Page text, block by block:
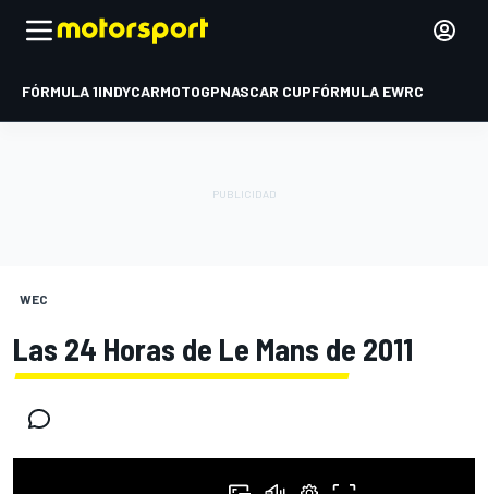
FÓRMULA 1INDYCARMOTOGPNASCAR CUPFÓRMULA EWRC
WEC
Las 24 Horas de Le Mans de 2011